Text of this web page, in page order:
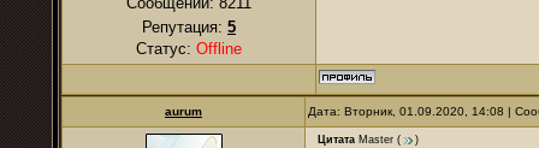
Репутация: 5
Статус: Offline
аurum Дата: Вторник, 01.09.2020, 14:08 |
Цитата Master (
)